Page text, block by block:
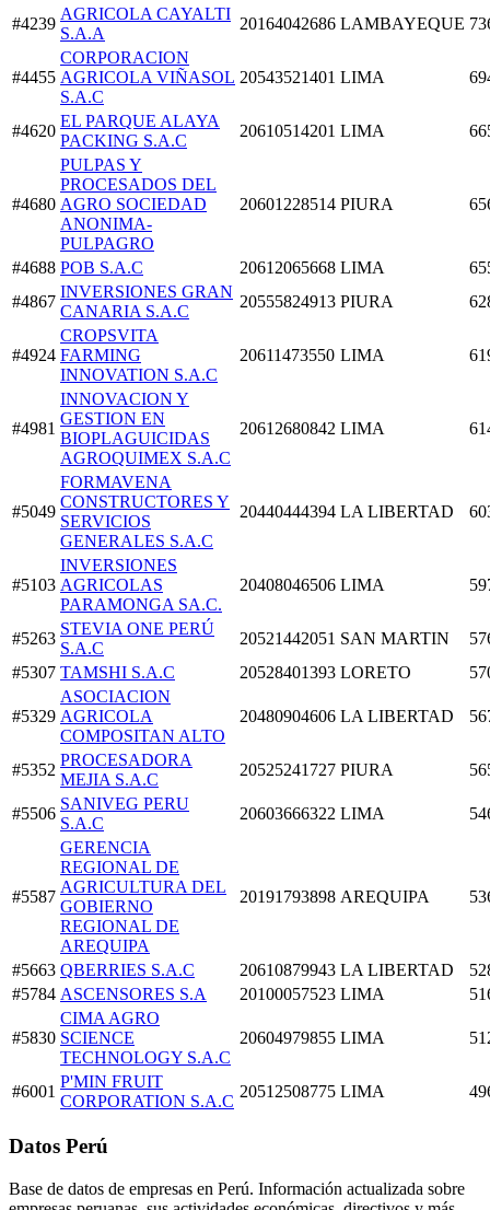
#4239
AGRICOLA CAYALTI
S.A.A
20164042686 LAMBAYEQUE
#4455
CORPORACION
AGRICOLA VIÑASOL
S.A.C
20543521401 LIMA
#4620
EL PARQUE ALAYA
PACKING S.A.C
20610514201 LIMA
#4680
PULPAS Y
PROCESADOS DEL
AGRO SOCIEDAD
ANONIMA-
PULPAGRO
20601228514 PIURA
#4688 POB S.A.C 20612065668 LIMA
#4867
INVERSIONES GRAN
CANARIA S.A.C
20555824913 PIURA
#4924
CROPSVITA
FARMING
INNOVATION S.A.C
20611473550 LIMA
#4981
INNOVACION Y
GESTION EN
BIOPLAGUICIDAS
AGROQUIMEX S.A.C
20612680842 LIMA
#5049
FORMAVENA
CONSTRUCTORES Y
SERVICIOS
GENERALES S.A.C
20440444394 LA LIBERTAD
#5103
INVERSIONES
AGRICOLAS
PARAMONGA SA.C.
20408046506 LIMA
#5263
STEVIA ONE PERÚ
S.A.C
20521442051 SAN MARTIN
#5307 TAMSHI S.A.C 20528401393 LORETO
#5329
ASOCIACION
AGRICOLA
COMPOSITAN ALTO
20480904606 LA LIBERTAD
#5352
PROCESADORA
MEJIA S.A.C
20525241727 PIURA
#5506
SANIVEG PERU
S.A.C
20603666322 LIMA
#5587
GERENCIA
REGIONAL DE
AGRICULTURA DEL
GOBIERNO
REGIONAL DE
AREQUIPA
20191793898 AREQUIPA
#5663 QBERRIES S.A.C 20610879943 LA LIBERTAD
#5784 ASCENSORES S.A 20100057523 LIMA
#5830
CIMA AGRO
SCIENCE
TECHNOLOGY S.A.C
20604979855 LIMA
#6001
P'MIN FRUIT
CORPORATION S.A.C
20512508775 LIMA
Datos Perú
Base de datos de empresas en Perú. Información actualizada sobre